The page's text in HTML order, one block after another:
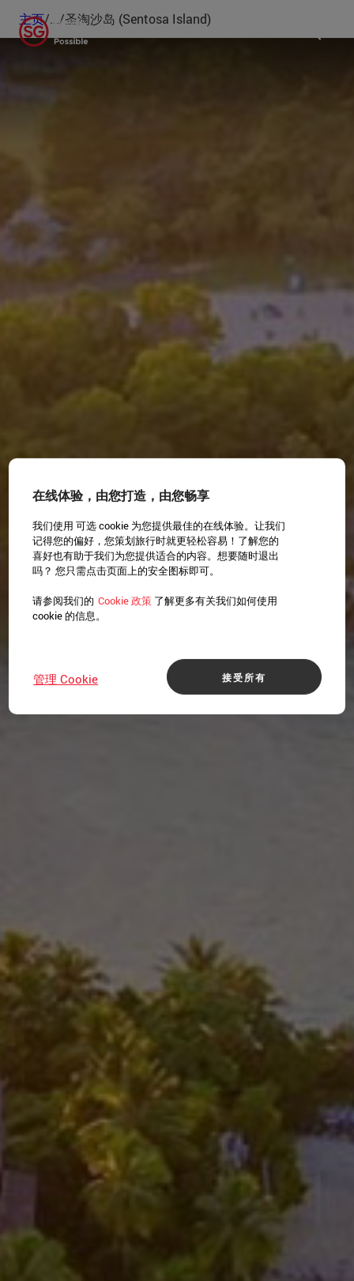
主页/.../圣淘沙岛 (Sentosa Island)
在线体验，由您打造，由您畅享
我们使用 可选 cookie 为您提供最佳的在线体验。让我们
记得您的偏好，您策划旅行时就更轻松容易！了解您的
喜好也有助于我们为您提供适合的内容。想要随时退出
吗？ 您只需点击页面上的安全图标即可。
请参阅我们的 Cookie 政策 了解更多有关我们如何使用
cookie 的信息。
接受所有
管理 Cookie